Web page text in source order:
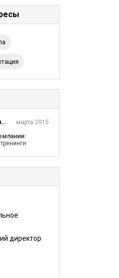
[KeyCareer.Ru] Агентство профессионализации Владимира Оглоблина
марта 2015
директор